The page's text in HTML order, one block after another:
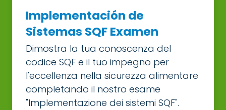
Implementación de
Sistemas SQF Examen
Dimostra la tua conoscenza del
codice SQF e il tuo impegno per
l'eccellenza nella sicurezza alimentare
completando il nostro esame
"Implementazione dei sistemi SQF".